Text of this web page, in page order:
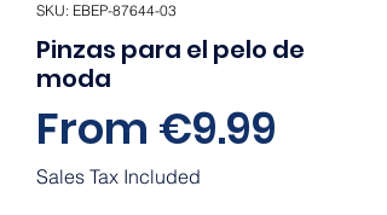
SKU: EBEP-87644-03
Pinzas para el pelo de
moda
From €9.99
Sales Tax Included